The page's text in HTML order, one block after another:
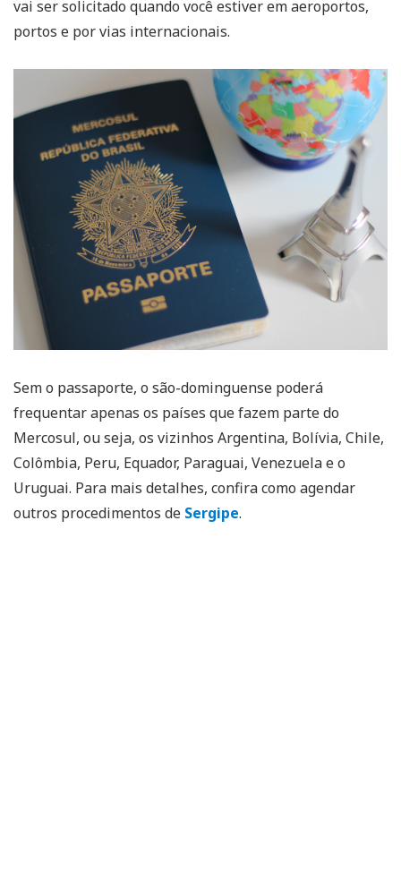
vai ser solicitado quando você estiver em aeroportos,
portos e por vias internacionais.
Sem o passaporte, o são-dominguense poderá
frequentar apenas os países que fazem parte do
Mercosul, ou seja, os vizinhos Argentina, Bolívia, Chile,
Colômbia, Peru, Equador, Paraguai, Venezuela e o
Uruguai. Para mais detalhes, confira como agendar
outros procedimentos de Sergipe.